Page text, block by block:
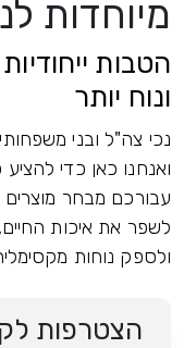
מיוחדות
הטבות
ונוח יותר
נכי צה"ל ובני
ואנחנו כאן כדי
עבורכם מבחר מוצרים
לשפר את איכות
ולספק נוחות
הצטרפות